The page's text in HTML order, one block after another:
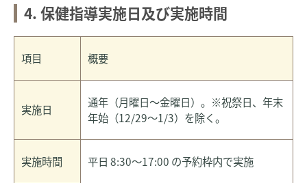
4. 保健指導実施日及び実施時間
項目 概要
実施日
通年（月曜日～金曜日）。※祝祭日、年末
年始（12/29～1/3）を除く。
実施時間 平日 8:30～17:00 の予約枠内で実施